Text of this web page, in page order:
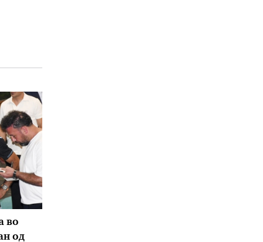
во
од